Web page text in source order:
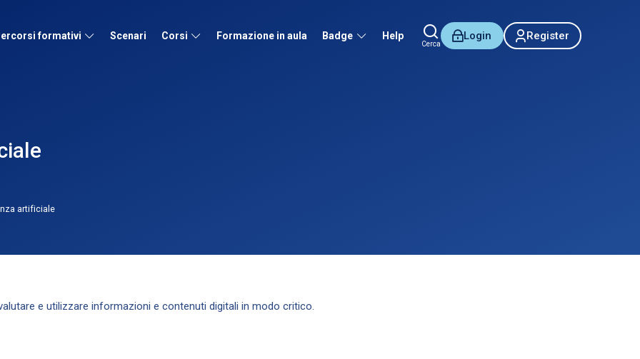
formativi Scenari Corsi Formazione in aula Badge Help
Cerca
Login Register
artificiale
e utilizzare informazioni e contenuti digitali in modo critico.